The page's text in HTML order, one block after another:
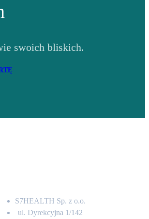
swoich bliskich.
S7HEALTH Sp. z o.o.
ul. Dyrekcyjna 1/142